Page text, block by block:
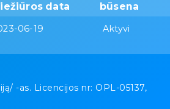
data
būsena
06-19 Aktyvi
-as. Licencijos nr: OPL-05137,